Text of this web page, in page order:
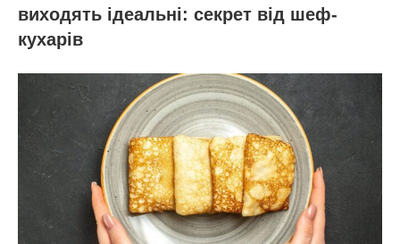
виходять ідеальні: секрет від шеф-
кухарів